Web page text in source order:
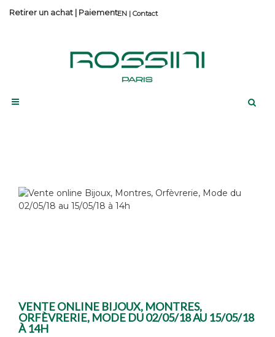
Contact
Retirer un achat | Paiement
VENTE ONLINE BIJOUX, MONTRES,
ORFÈVRERIE, MODE DU 02/05/18 AU 15/05/18
À 14H